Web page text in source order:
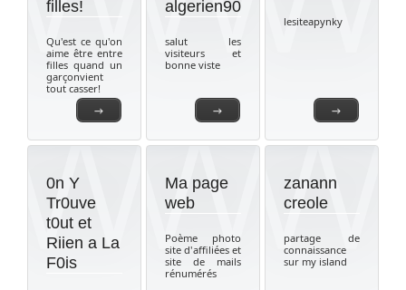
→
filles!
Qu'est ce qu'on
aime être entre
filles quand un
garçonvient
tout casser!
→
algerien90
salut les
visiteurs et
bonne viste
→
lesiteapynky
0n Y
Tr0uve
t0ut et
Riien a La
F0is
Ma page
web
Poème photo
site d'affiliées et
site de mails
rénumérés
zanann
creole
partage de
connaissance
sur my island